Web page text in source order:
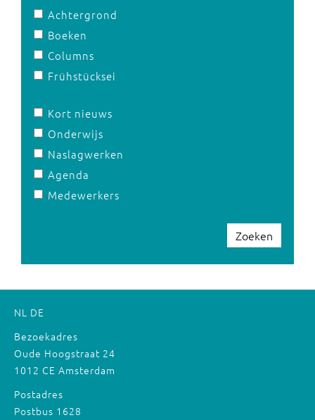
Achtergrond
Boeken
Columns
Frühstücksei
Kort nieuws
Onderwijs
Naslagwerken
Agenda
Medewerkers
Zoeken
NL DE
Bezoekadres
Oude Hoogstraat 24
1012 CE Amsterdam
Postadres
Postbus 1628